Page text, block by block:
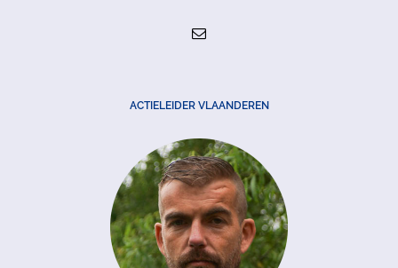
ACTIELEIDER VLAANDEREN